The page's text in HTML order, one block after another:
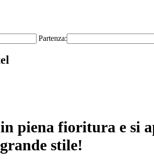
Partenza:
piena fioritura e si
stile!